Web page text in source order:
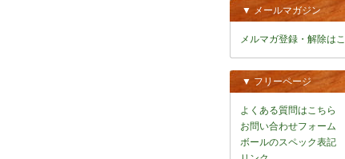
▼ メールマガジン
メルマガ登録・解除は
▼ フリーページ
よくある質問はこちら
お問い合わせフォーム
ボールのスペック表記